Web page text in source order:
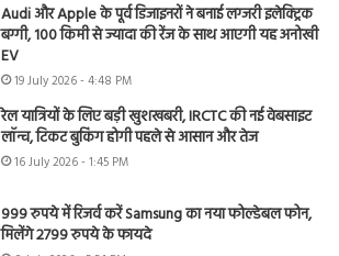
Audi और Apple के पूर्व डिजाइनरों ने बनाई लग्जरी इलेक्ट्रिक
बग्गी, 100 किमी से ज्यादा की रेंज के साथ आएगी यह अनोखी
EV
19 July 2026 - 4:48 PM
रेल यात्रियों के लिए बड़ी खुशखबरी, IRCTC की नई वेबसाइट
लॉन्च, टिकट बुकिंग होगी पहले से आसान और तेज
16 July 2026 - 1:45 PM
999 रुपये में रिजर्व करें Samsung का नया फोल्डेबल फोन,
मिलेंगे 2799 रुपये के फायदे